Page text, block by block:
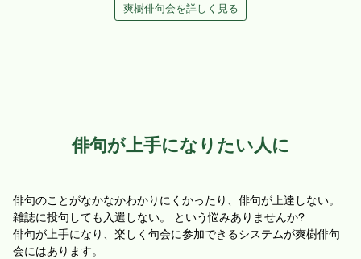
爽樹俳句会を詳しく見る
俳句が上手になりたい人に
俳句のことがなかなかわかりにくかったり、俳句が上達しない。
雑誌に投句しても入選しない。 という悩みありませんか?
俳句が上手になり、楽しく句会に参加できるシステムが爽樹俳句
会にはあります。